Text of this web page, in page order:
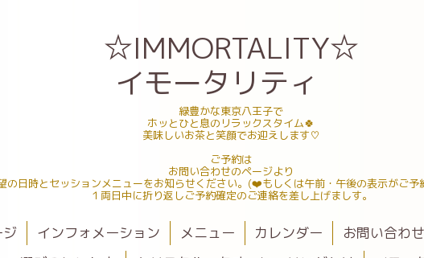
☆IMMORTALITY☆
イモータリティ
緑豊かな東京八王子で
ホッとひと息のリラックスタイム🍀
美味しいお茶と笑顔でお迎えします♡
ご予約は
お問い合わせのページより
の日時とセッションメニューをお知らせください。(❤️もしくは午前・午後の表示がご予
１両日中に折り返しご予約確定のご連絡を差し上げましす。
ジ インフォメーション メニュー カレンダー お問い合わせ